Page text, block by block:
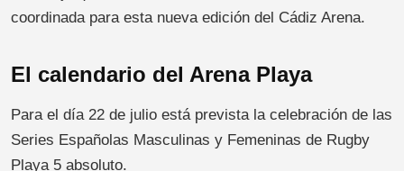
coordinada para esta nueva edición del Cádiz Arena.
El calendario del Arena Playa
Para el día 22 de julio está prevista la celebración de las
Series Españolas Masculinas y Femeninas de Rugby
Playa 5 absoluto.